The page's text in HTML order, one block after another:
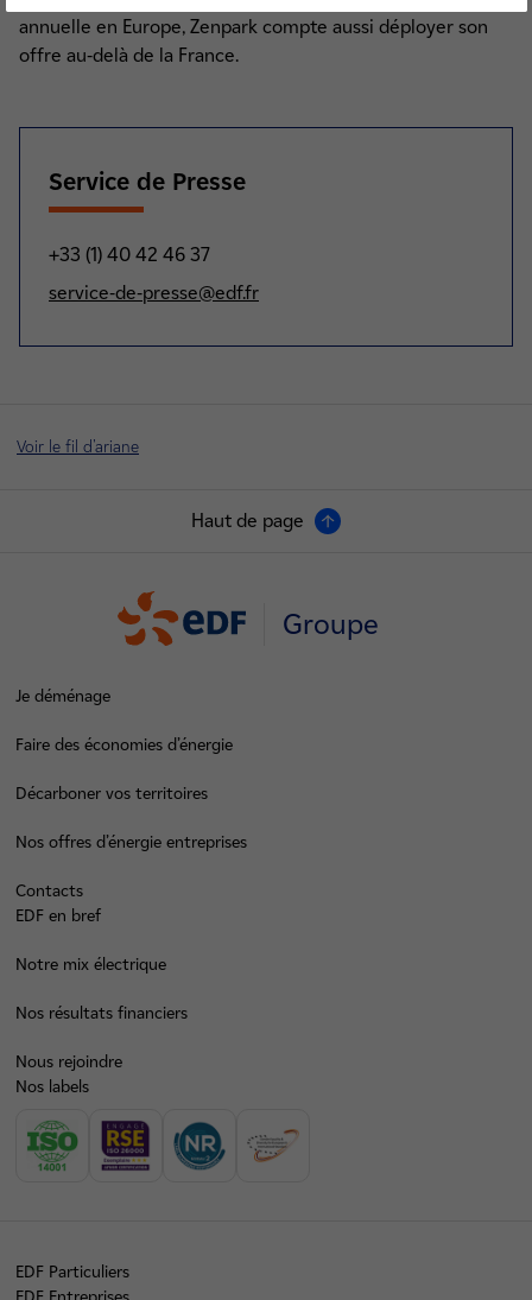
annuelle en Europe, Zenpark compte aussi déployer son
offre au-delà de la France.
Service de Presse
+33 (1) 40 42 46 37
service-de-presse@edf.fr
Voir le fil d'ariane
Haut de page
Groupe
Je déménage
Faire des économies d’énergie
Décarboner vos territoires
Nos offres d’énergie entreprises
Contacts
EDF en bref
Notre mix électrique
Nos résultats financiers
Nous rejoindre
Nos labels
EDF Particuliers